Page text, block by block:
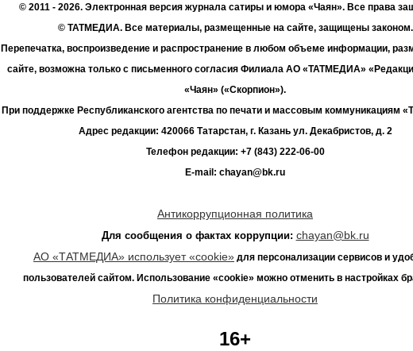
© 2011 - 2026. Электронная версия журнала сатиры и юмора «Чаян». Все права
© ТАТМЕДИА. Все материалы, размещенные на сайте, защищены законом.
Перепечатка, воспроизведение и распространение в любом объеме информации,
сайте, возможна только с письменного согласия Филиала АО «ТАТМЕДИА»
«Чаян» («Скорпион»).
При поддержке Республиканского агентства по печати и массовым коммуникациям
Адрес редакции: 420066 Татарстан, г. Казань ул. Декабристов, д. 2
Телефон редакции: +7 (843) 222-06-00
E-mail: chayan@bk.ru
Антикоррупционная политика
Для сообщения о фактах коррупции: chayan@bk.ru
АО «ТАТМЕДИА» использует «cookie» для персонализации сервисов и
пользователей сайтом. Использование «cookie» можно отменить в настройках
Политика конфиденциальности
16+